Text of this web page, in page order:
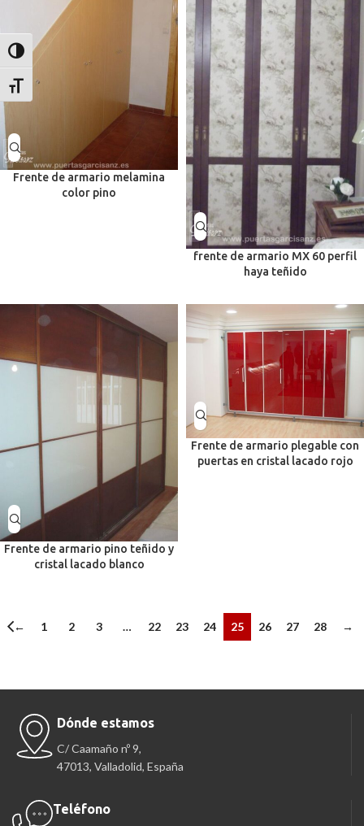
Alternar alto contraste
Alternar tamaño de letra
Frente de armario melamina
color pino
frente de armario MX 60 perfil
haya teñido
Frente de armario pino teñido y
cristal lacado blanco
Frente de armario plegable con
puertas en cristal lacado rojo
← 1 2 3 … 22 23 24 25 26 27 28 →
Dónde estamos
C/ Caamaño nº 9,
47013, Valladolid, España
Teléfono